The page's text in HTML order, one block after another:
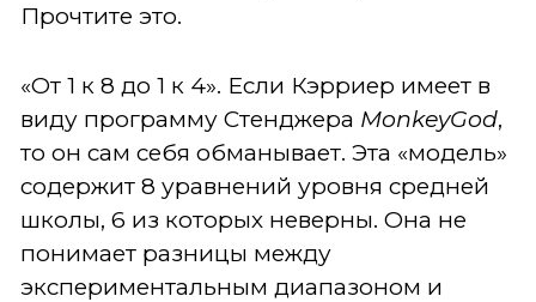
Прочтите это.
«От 1 к 8 до 1 к 4». Если Кэрриер имеет в
виду программу Стенджера MonkeyGod,
то он сам себя обманывает. Эта «модель»
содержит 8 уравнений уровня средней
школы, 6 из которых неверны. Она не
понимает разницы между
экспериментальным диапазоном и